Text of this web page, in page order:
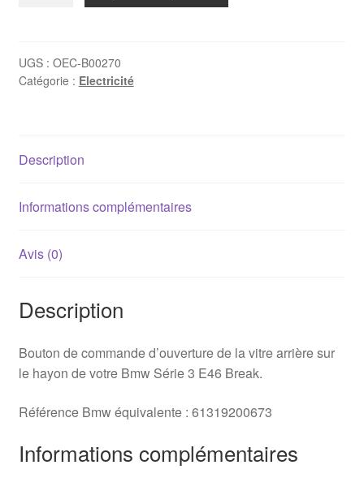
vitre
arrière
E46
UGS : OEC-B00270
Catégorie : Electricité
Description
Informations complémentaires
Avis (0)
Description
Bouton de commande d’ouverture de la vitre arrière sur
le hayon de votre Bmw Série 3 E46 Break.
Référence Bmw équivalente : 61319200673
Informations complémentaires